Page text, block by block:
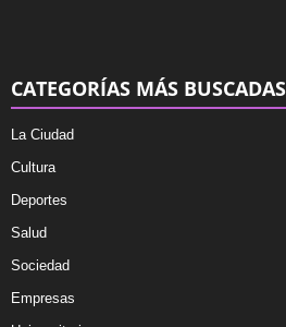
CATEGORÍAS MÁS BUSCADAS
La Ciudad
Cultura
Deportes
Salud
Sociedad
Empresas